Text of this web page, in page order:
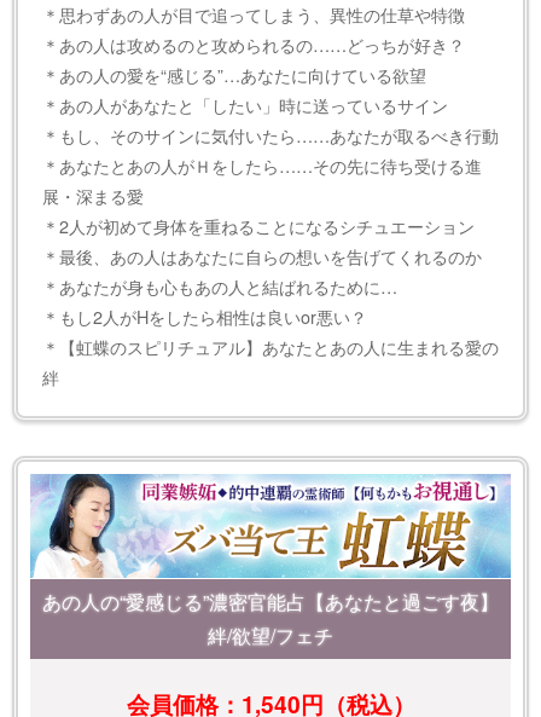
＊思わずあの人が目で追ってしまう、異性の仕草や特徴
＊あの人は攻めるのと攻められるの……どっちが好き？
＊あの人の愛を“感じる”…あなたに向けている欲望
＊あの人があなたと「したい」時に送っているサイン
＊もし、そのサインに気付いたら……あなたが取るべき行動
＊あなたとあの人がＨをしたら……その先に待ち受ける進
展・深まる愛
＊2人が初めて身体を重ねることになるシチュエーション
＊最後、あの人はあなたに自らの想いを告げてくれるのか
＊あなたが身も心もあの人と結ばれるために…
＊もし2人がHをしたら相性は良いor悪い？
＊【虹蝶のスピリチュアル】あなたとあの人に生まれる愛の
絆
あの人の“愛感じる”濃密官能占【あなたと過ごす夜】
絆/欲望/フェチ
会員価格：1,540円（税込）